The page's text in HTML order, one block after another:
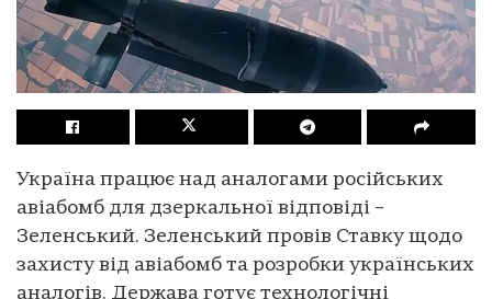
Україна працює над аналогами російських
авіабомб для дзеркальної відповіді –
Зеленський. Зеленський провів Ставку щодо
захисту від авіабомб та розробки українських
аналогів. Держава готує технологічні